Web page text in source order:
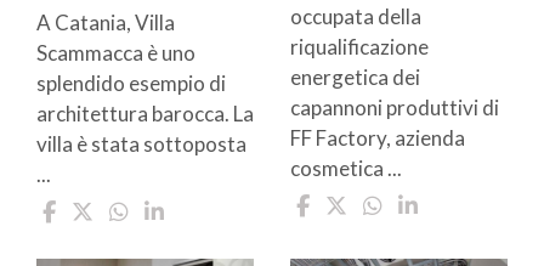
A Catania, Villa
Scammacca è uno
splendido esempio di
architettura barocca. La
villa è stata sottoposta
...
occupata della
riqualificazione
energetica dei
capannoni produttivi di
FF Factory, azienda
cosmetica ...